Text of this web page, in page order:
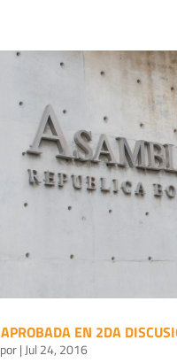
APROBADA EN 2DA
por| Jul 24, 2016